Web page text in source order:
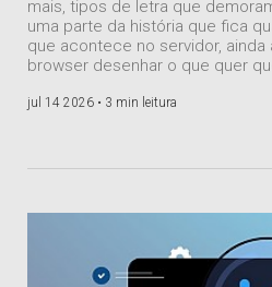
mais, tipos de letra que
uma parte da história que fica
que acontece no servidor,
browser desenhar o que quer
jul 14 2026 • 3 min leitura